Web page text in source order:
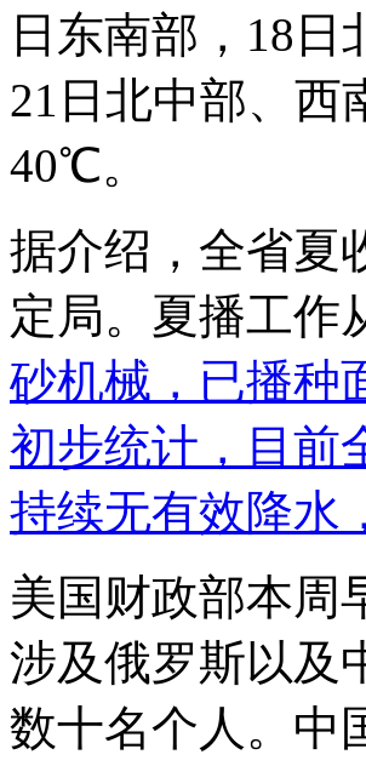
日东南部，18
21日北中部、西
40℃。
据介绍，全省夏
定局。夏播工作
砂机械，已播种
初步统计，目前
持续无有效降水
美国财政部本周
涉及俄罗斯以及
数十名个人。中